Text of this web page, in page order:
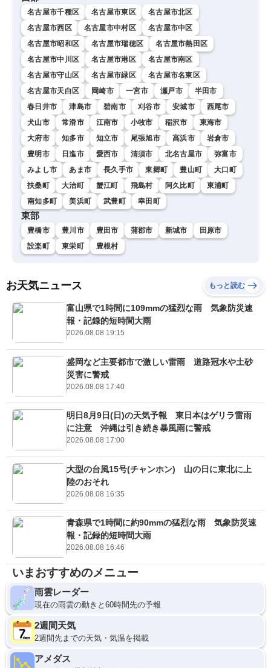
名古屋市千種区 名古屋市東区
名古屋市北区
名古屋市西区
名古屋市中村区
名古屋市中区
名古屋市昭和区
名古屋市瑞穂区
名古屋市熱田区
名古屋市中川区
名古屋市港区
名古屋市南区
名古屋市守山区
名古屋市緑区
名古屋市名東区
名古屋市天白区
岡崎市 一宮市 瀬戸市
半田市
春日井市
津島市 碧南市 刈谷市 安城市
西尾市
犬山市
常滑市 江南市 小牧市 稲沢市
東海市
大府市
知多市 知立市 尾張旭市 高浜市
岩倉市
豊明市
日進市 愛西市 清須市 北名古屋市
弥富市
みよし市
あま市 長久手市 東郷町 豊山町
大口町
扶桑町
大治町 蟹江町 飛島村 阿久比町
東浦町
南知多町
美浜町 武豊町 幸田町
東部
豊橋市 豊川市 豊田市 蒲郡市 新城市
田原市
設楽町
東栄町 豊根村
お天気ニュース もっと読む
富山県で1時間に109mmの猛烈な雨 気象防災速
報・記録的短時間大雨
2026.08.08 19:15
盛岡など主要都市で激しい雷雨 道路冠水や土砂
災害に警戒
2026.08.08 17:40
明日8月9日(日)の天気予報 東日本はゲリラ雷雨
に注意 沖縄は引き続き暴風雨に警戒
2026.08.08 17:00
大型の台風15号(チャンホン) 山の日に東北に上
陸のおそれ
2026.08.08 16:35
青森県で1時間に約90mmの猛烈な雨 気象防災速
報・記録的短時間大雨
2026.08.08 16:46
いまおすすめのメニュー
雨雲レーダー
現在の雨雲の動きと60時間先の予報
2週間天気
2週間先までの天気・気温を掲載
アメダス